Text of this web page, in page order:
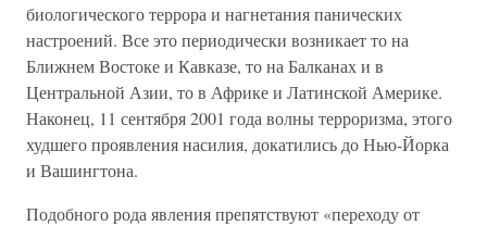
биологического террора и нагнетания панических
настроений. Все это периодически возникает то на
Ближнем Востоке и Кавказе, то на Балканах и в
Центральной Азии, то в Африке и Латинской Америке.
Наконец, 11 сентября 2001 года волны терроризма, этого
худшего проявления насилия, докатились до Нью-Йорка
и Вашингтона.
Подобного рода явления препятствуют «переходу от